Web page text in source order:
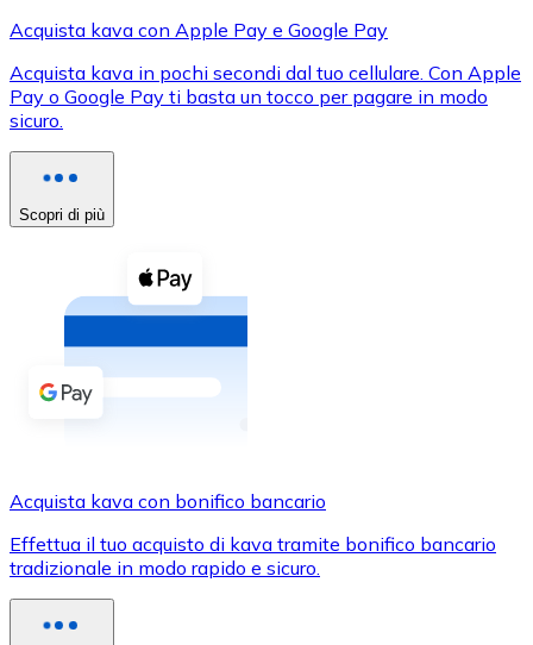
XRP
XRP
Vedi tutto
Buoni cripto
Acquista criptovalute in contanti e altri mezzi di
Acquista con contanti
Bonifico SEPA
Usa le carte Visa e Mastercard per acquistare
Acquista con carta
Acquista kava con Apple Pay e Google Pay
Acquista kava in pochi secondi dal tuo cellulare. Con Apple
Pay o Google Pay ti basta un tocco per pagare in modo
sicuro.
Scopri di più
Acquista kava con bonifico bancario
Effettua il tuo acquisto di kava tramite bonifico bancario
tradizionale in modo rapido e sicuro.